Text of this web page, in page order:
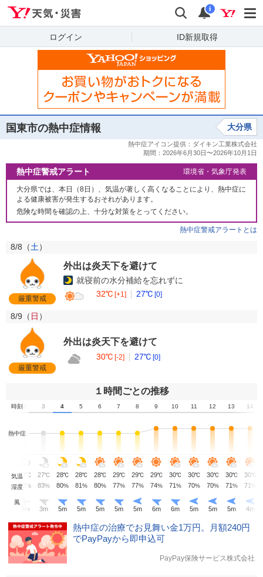
検索 通知
i
ログイン ID新規取得
国東市の熱中症情報 大分県
熱中症警戒アラート 環境省・気象庁発表
大分県では、本日（8日）、気温が著しく高くなることにより、熱中症に
よる健康被害が発生するおそれがあります。
危険な時間を確認の上、十分な対策をとってください。
熱中症警戒アラートとは
8/8（土）
厳重警戒
外出は炎天下を避けて
就寝前の水分補給を忘れずに
32℃ [+1] 27℃ [0]
8/9（ 日 ）
厳重警戒
外出は炎天下を避けて
30℃ [-2] 27℃ [0]
１時間ごとの推移
時刻 3 4 5 6 7 8 9 10 11 12 13 14
熱中症
気温
℃ 27 ℃ 27℃ 28℃ 28℃ 28℃ 29℃ 29℃ 29℃ 30℃ 30℃ 30℃ 30℃ 30℃
湿度
% 82 % 83% 80% 81% 80% 77% 77% 74% 71% 70% 70% 71% 71%
風
m 3m 5m 5m 5m 5m 5m 6m 6m 5m 5m 5m 4m
熱中症の治療でお見舞い金1万円。月額240円
でPayPayから即申込可
PayPay保険サービス株式会社